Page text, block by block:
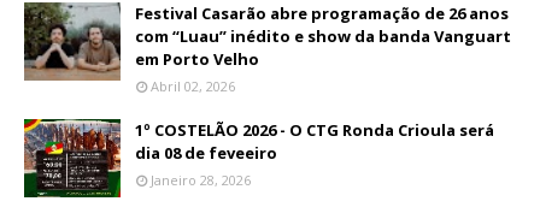
Festival Casarão abre programação de 26 anos
com “Luau” inédito e show da banda Vanguart
em Porto Velho
Abril 02, 2026
1º COSTELÃO 2026 - O CTG Ronda Crioula será
dia 08 de feveeiro
Janeiro 28, 2026